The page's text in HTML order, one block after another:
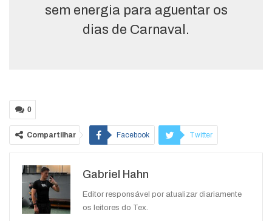
sem energia para aguentar os
dias de Carnaval.
0
Compartilhar Facebook Twitter
WhatsApp
Gabriel Hahn
Editor responsável por atualizar diariamente
os leitores do Tex.